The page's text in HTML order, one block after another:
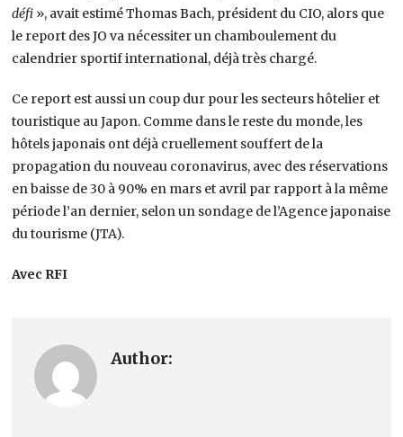
défi », avait estimé Thomas Bach, président du CIO, alors que
le report des JO va nécessiter un chamboulement du
calendrier sportif international, déjà très chargé.
Ce report est aussi un coup dur pour les secteurs hôtelier et
touristique au Japon. Comme dans le reste du monde, les
hôtels japonais ont déjà cruellement souffert de la
propagation du nouveau coronavirus, avec des réservations
en baisse de 30 à 90% en mars et avril par rapport à la même
période l’an dernier, selon un sondage de l’Agence japonaise
du tourisme (JTA).
Avec RFI
Author: